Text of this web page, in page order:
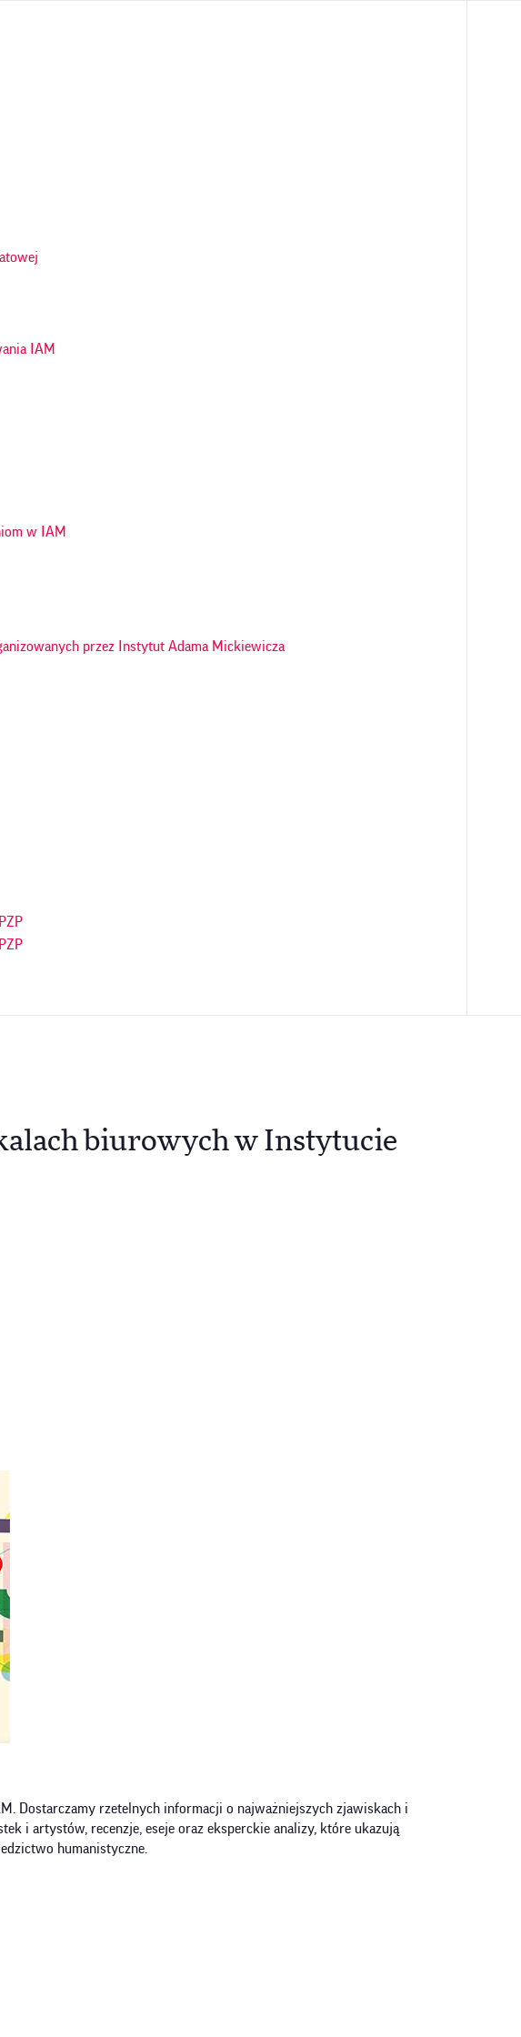
IAM
w IAM
przez Instytut Adama Mickiewicza
biurowych w Instytucie
Dostarczamy rzetelnych informacji o najważniejszych zjawiskach i
i artystów, recenzje, eseje oraz eksperckie analizy, które ukazują
humanistyczne.